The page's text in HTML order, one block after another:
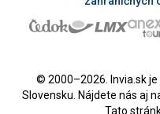
© 2000–2026. Invia.sk
Slovensku. Nájdete nás aj
Tato